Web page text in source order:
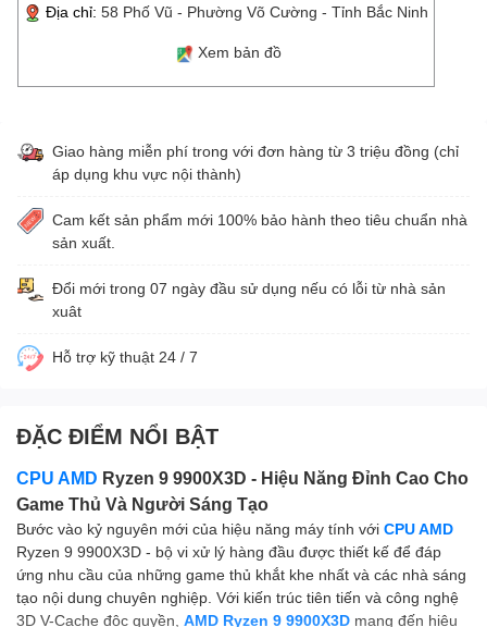
Địa chỉ: 58 Phố Vũ - Phường Võ Cường - Tỉnh Bắc Ninh
Xem bản đồ
Giao hàng miễn phí trong với đơn hàng từ 3 triệu đồng (chỉ
áp dụng khu vực nội thành)
Cam kết sản phẩm mới 100% bảo hành theo tiêu chuẩn nhà
sản xuất.
Đổi mới trong 07 ngày đầu sử dụng nếu có lỗi từ nhà sản
xuât
Hỗ trợ kỹ thuật 24 / 7
ĐẶC ĐIỂM NỔI BẬT
CPU AMD Ryzen 9 9900X3D - Hiệu Năng Đỉnh Cao Cho
Game Thủ Và Người Sáng Tạo
Bước vào kỷ nguyên mới của hiệu năng máy tính với CPUAMD
Ryzen 9 9900X3D - bộ vi xử lý hàng đầu được thiết kế để đáp
ứng nhu cầu của những game thủ khắt khe nhất và các nhà sáng
tạo nội dung chuyên nghiệp. Với kiến trúc tiên tiến và công nghệ
3D V-Cache độc quyền, AMD Ryzen 9 9900X3D mang đến hiệu